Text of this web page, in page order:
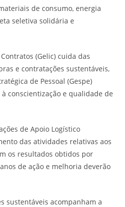
de consumo, energia
seletiva solidária e
(Gelic) cuida das
e contratações sustentáveis,
de Pessoal (Gespe)
conscientização e qualidade de
de Apoio Logístico
das atividades relativas aos
os resultados obtidos por
de ação e melhoria deverão
sustentáveis acompanham a